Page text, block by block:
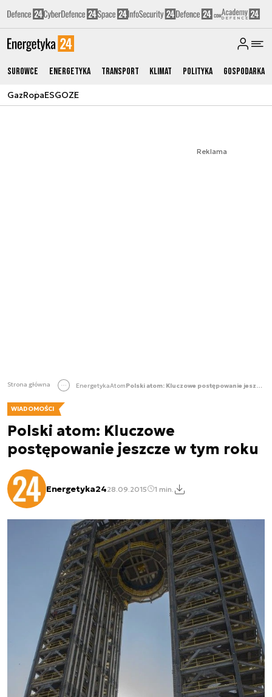
Surowce Energetyka Transport Klimat Polityka Gospodarka
GazRopaESGOZE
Reklama
Strona główna EnergetykaAtom Polski atom: Kluczowe postępowanie jeszcze w tym roku
WIADOMOŚCI
Polski atom: Kluczowe
postępowanie jeszcze w tym roku
Energetyka2428.09.2015 1 min.